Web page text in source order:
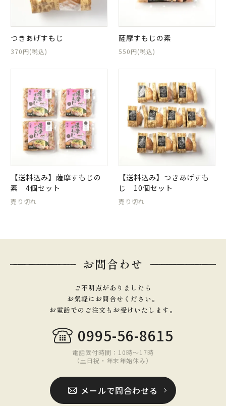
実店舗のご案内
ご利用ガイド
ギフトラッピング
ログイン
会員登録
特定商取引法表示
プライバシーポリシー
つきあげすもじ
370円(税込)
薩摩すもじの素
550円(税込)
【送料込み】薩摩すもじの
素 4個セット
売り切れ
【送料込み】つきあげすも
じ 10個セット
売り切れ
お問合わせ
ご不明点がありましたら
お気軽にお問合せください。
お電話でのご注文もお受けいたします。
0995-56-8615
電話受付時間：10時〜17時
（土日祝・年末年始休み）
メールで問合わせる